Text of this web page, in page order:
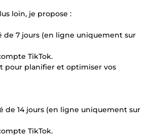
loin, je propose :
de 7 jours (en ligne uniquement sur
TikTok.
pour planifier et optimiser vos
de 14 jours (en ligne uniquement sur
TikTok.